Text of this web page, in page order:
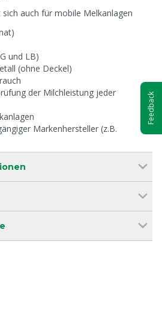
auch für mobile Melkanlagen
und LB)
(ohne Deckel)
der Milchleistung jeder
Markenhersteller (z.B.
Feedback